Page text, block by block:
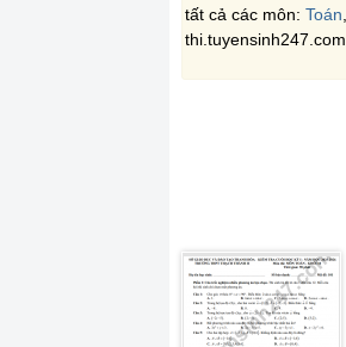
tất cả các môn: Toán
thi.tuyensinh247.com